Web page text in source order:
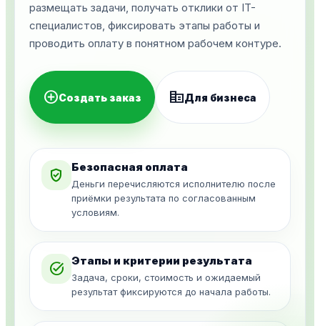
размещать задачи, получать отклики от IT-
специалистов, фиксировать этапы работы и
проводить оплату в понятном рабочем контуре.
add_circleСоздать заказ corporate_fareДля бизнеса
verified_user Безопасная оплата
Деньги перечисляются исполнителю после
приёмки результата по согласованным
условиям.
task_alt Этапы и критерии результата
Задача, сроки, стоимость и ожидаемый
результат фиксируются до начала работы.